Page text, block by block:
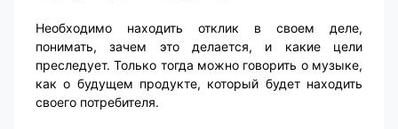
Необходимо находить отклик в своем деле,
понимать, зачем это делается, и какие цели
преследует. Только тогда можно говорить о музыке,
как о будущем продукте, который будет находить
своего потребителя.